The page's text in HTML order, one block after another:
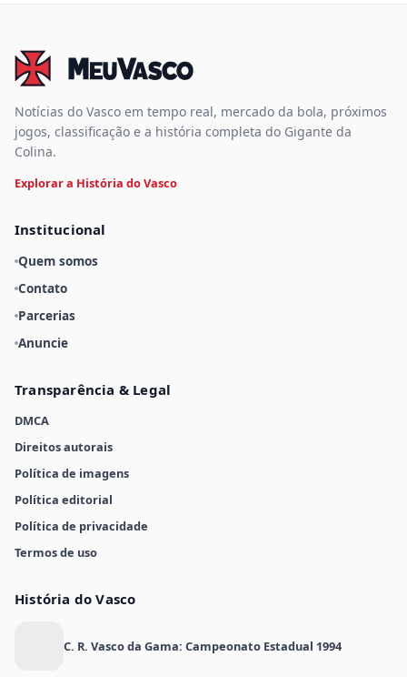
Notícias do Vasco em tempo real, mercado da bola, próximos
jogos, classificação e a história completa do Gigante da
Colina.
Explorar a História do Vasco
Institucional
Quem somos
Contato
Parcerias
Anuncie
Transparência & Legal
DMCA
Direitos autorais
Política de imagens
Política editorial
Política de privacidade
Termos de uso
História do Vasco
C. R. Vasco da Gama: Campeonato Estadual 1994